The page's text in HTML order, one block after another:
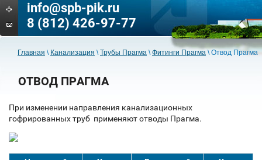
info@spb-pik.ru
8 (812) 426-97-77
Главная \ Канализация \Трубы Прагма \Фитинги Прагма \Отвод Прагма
ОТВОД ПРАГМА
При изменении направления канализационных
гофрированных труб применяют отводы Прагма.